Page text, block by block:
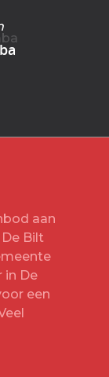
aan
Bilt
in De
een